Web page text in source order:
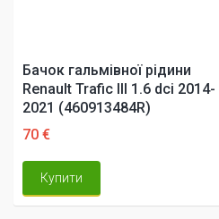
Бачок гальмівної рідини
Renault Trafic III 1.6 dci 2014-
2021 (460913484R)
70 €
Купити